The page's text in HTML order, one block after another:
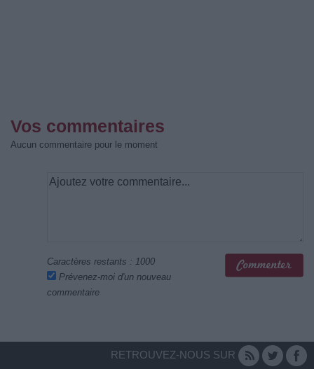
Vos commentaires
Aucun commentaire pour le moment
Caractères restants : 1000
Prévenez-moi d'un nouveau
commentaire
RETROUVEZ-NOUS SUR